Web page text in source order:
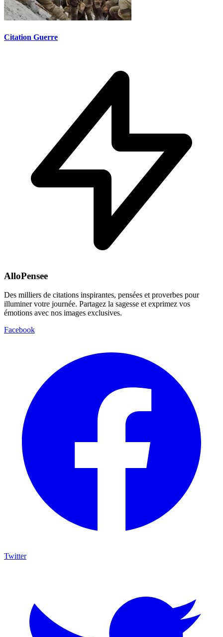
Citation Guerre
AlloPensee
Des milliers de citations inspirantes, pensées et proverbes pour
illuminer votre journée. Partagez la sagesse et exprimez vos
émotions avec nos images exclusives.
Facebook
Twitter